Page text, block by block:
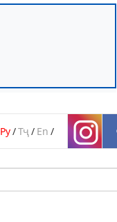
Ру/Тҷ/ En /